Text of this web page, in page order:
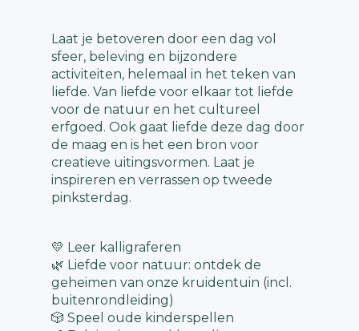
Laat je betoveren door een dag vol
sfeer, beleving en bijzondere
activiteiten, helemaal in het teken van
liefde. Van liefde voor elkaar tot liefde
voor de natuur en het cultureel
erfgoed. Ook gaat liefde deze dag door
de maag en is het een bron voor
creatieve uitingsvormen. Laat je
inspireren en verrassen op tweede
pinksterdag.
💛 Leer kalligraferen
🌿 Liefde voor natuur: ontdek de
geheimen van onze kruidentuin (incl.
buitenrondleiding)
🎲 Speel oude kinderspellen